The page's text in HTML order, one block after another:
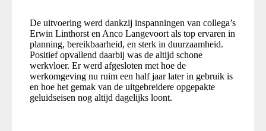
De uitvoering werd dankzij inspanningen van collega’s
Erwin Linthorst en Anco Langevoort als top ervaren in
planning, bereikbaarheid, en sterk in duurzaamheid.
Positief opvallend daarbij was de altijd schone
werkvloer. Er werd afgesloten met hoe de
werkomgeving nu ruim een half jaar later in gebruik is
en hoe het gemak van de uitgebreidere opgepakte
geluidseisen nog altijd dagelijks loont.